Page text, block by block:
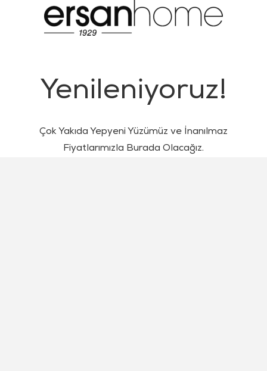
Yenileniyoruz!
Çok Yakıda Yepyeni Yüzümüz ve İnanılmaz
Fiyatlarımızla Burada Olacağız.